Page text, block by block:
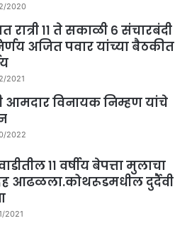
2020
रात्री ११ ते सकाळी ६ संचारबंदी
अजित पवार यांच्या बैठकीत
2021
आमदार विनायक निम्हण यांचे
2022
११ वर्षीय बेपत्ता मुलाचा
आढळला.कोथरूडमधील दुर्दैवी
2021